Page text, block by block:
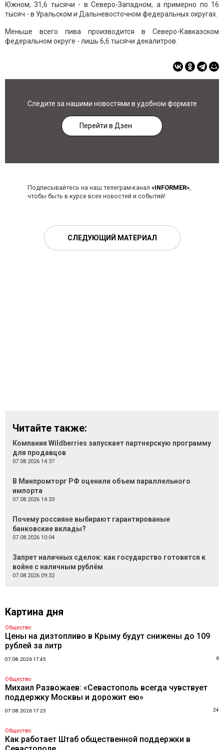
Южном, 31,6 тысячи - в Северо-Западном, а примерно по 16
тысяч - в Уральском и Дальневосточном федеральных округах.
Меньше всего пива производится в Северо-Кавказском
федеральном округе - лишь 6,6 тысячи декалитров.
Следите за нашими новостями в удобном формате
Перейти в Дзен
Подписывайтесь на наш телеграм-канал «INFORMER»,
чтобы быть в курсе всех новостей и событий!
СЛЕДУЮЩИЙ МАТЕРИАЛ
Читайте также:
Компания Wildberries запускает партнерскую программу
для продавцов
07.08.2026 14:37
В Минпромторг РФ оценили объем параллельного
импорта
07.08.2026 14:33
Почему россияне выбирают гарантированые
банковские вклады?
07.08.2026 10:04
Запрет наличных сделок: как государство готовится к
войне с наличным рублём
07.08.2026 09:32
Картина дня
Общество
Цены на дизтопливо в Крыму будут снижены до 109
рублей за литр
07.08.2026 17:45 6
Общество
Михаил Развожаев: «Севастополь всегда чувствует
поддержку Москвы и дорожит ею»
07.08.2026 17:25 24
Общество
Как работает Штаб общественной поддержки в